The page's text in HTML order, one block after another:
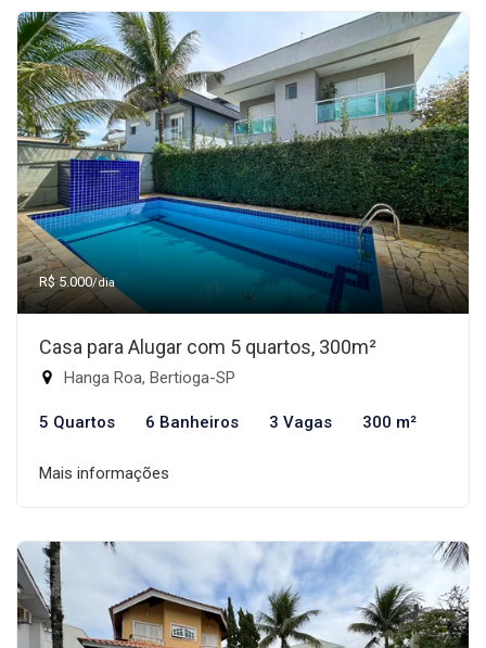
R$ 5.000/dia
Casa para Alugar com 5 quartos, 300m²
Hanga Roa, Bertioga-SP
5 Quartos 6 Banheiros 3 Vagas 300 m²
Mais informações